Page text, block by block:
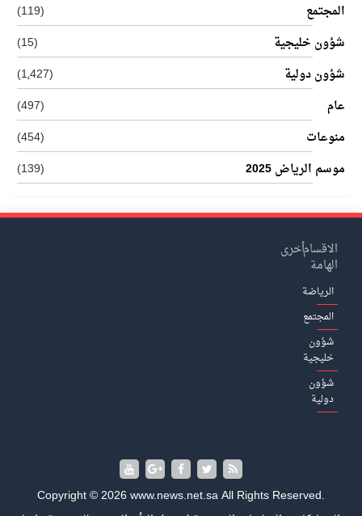
المجتمع
(119)
شؤون خليجية
(15)
شؤون دولية
(1٬427)
عام
(497)
منوعات
(454)
موسم الرياض 2025
(139)
الاقسام
الهامة
الرياضة
المجتمع
شؤون
خليجية
شؤون
دولية
أخرى
Copyright © 2026 www.news.net.sa All Rights Reserved.